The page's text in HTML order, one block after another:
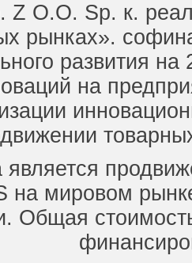
Z O.O. Sp. к.
рынках».
развития
на
на мировом
Общая